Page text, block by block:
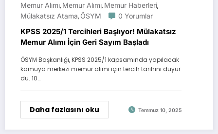
Memur Alımı, Memur Alımı, Memur Haberleri,
Mülakatsız Atama, ÖSYM 0 Yorumlar
KPSS 2025/1 Tercihleri Başlıyor! Mülakatsız
Memur Alımı İçin Geri Sayım Başladı
ÖSYM Başkanlığı, KPSS 2025/1 kapsamında yapılacak
kamuya merkezi memur alımı için tercih tarihini duyur
du. 10…
Daha fazlasını oku Temmuz 10, 2025